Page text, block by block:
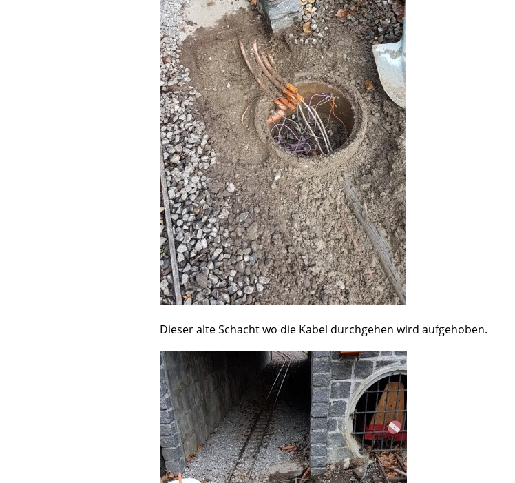
Dieser alte Schacht wo die Kabel durchgehen wird aufgehoben.